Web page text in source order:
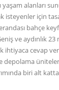
yaşam alanları
isteyenler için
bahçe
ve aydınlık
ihtiyaca cevap
depolama
biri alt